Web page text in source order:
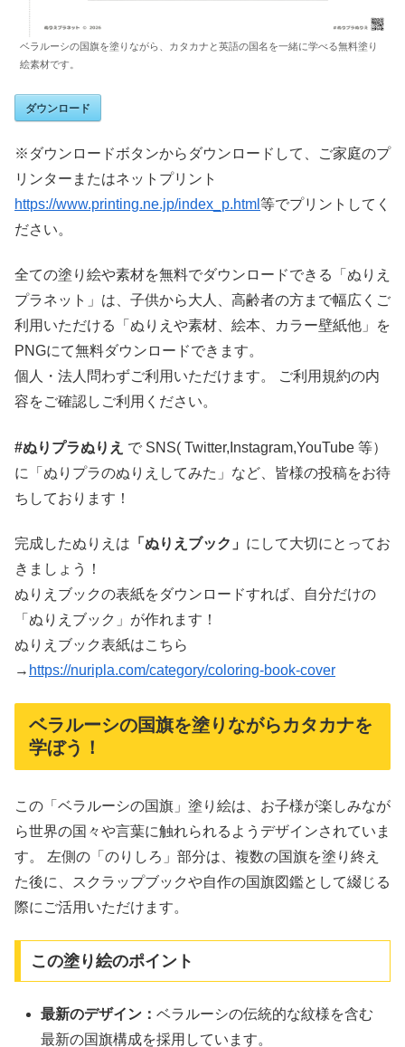
ベラルーシの国旗を塗りながら、カタカナと英語の国名を一緒に学べる無料塗り
絵素材です。
ダウンロード
※ダウンロードボタンからダウンロードして、ご家庭のプ
リンターまたはネットプリント
https://www.printing.ne.jp/index_p.html 等でプリントしてく
ださい。
全ての塗り絵や素材を無料でダウンロードできる「ぬりえ
プラネット」は、子供から大人、高齢者の方まで幅広くご
利用いただける「ぬりえや素材、絵本、カラー壁紙他」を
PNGにて無料ダウンロードできます。
個人・法人問わずご利用いただけます。 ご利用規約の内
容をご確認しご利用ください。
#ぬりプラぬりえ で SNS( Twitter,Instagram,YouTube 等）
に「ぬりプラのぬりえしてみた」など、皆様の投稿をお待
ちしております！
完成したぬりえは 「ぬりえブック」 にして大切にとってお
きましょう！
ぬりえブックの表紙をダウンロードすれば、自分だけの
「ぬりえブック」が作れます！
ぬりえブック表紙はこちら
→ https://nuripla.com/category/coloring-book-cover
ベラルーシの国旗を塗りながらカタカナを
学ぼう！
この「ベラルーシの国旗」塗り絵は、お子様が楽しみなが
ら世界の国々や言葉に触れられるようデザインされていま
す。 左側の「のりしろ」部分は、複数の国旗を塗り終え
た後に、スクラップブックや自作の国旗図鑑として綴じる
際にご活用いただけます。
この塗り絵のポイント
最新のデザイン：ベラルーシの伝統的な紋様を含む
最新の国旗構成を採用しています。